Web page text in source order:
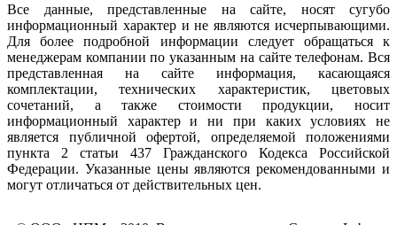
Все данные, представленные на сайте, носят сугубо
информационный характер и не являются исчерпывающими.
Для более подробной информации следует обращаться к
менеджерам компании по указанным на сайте телефонам. Вся
представленная на сайте информация, касающаяся
комплектации, технических характеристик, цветовых
сочетаний, а также стоимости продукции, носит
информационный характер и ни при каких условиях не
является публичной офертой, определяемой положениями
пункта 2 статьи 437 Гражданского Кодекса Российской
Федерации. Указанные цены являются рекомендованными и
могут отличаться от действительных цен.